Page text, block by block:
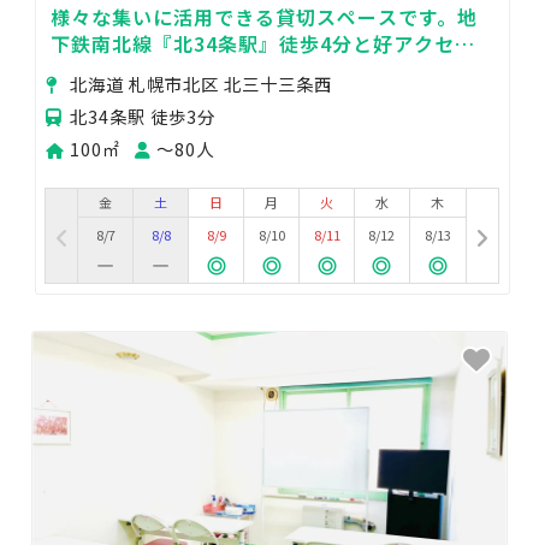
様々な集いに活用できる貸切スペースです。地
下鉄南北線『北34条駅』徒歩4分と好アクセ
ス！！
北海道 札幌市北区 北三十三条西
北34条駅 徒歩3分
100㎡
〜80人
金
8/7
土
8/8
日
8/9
月
8/10
火
8/11
水
8/12
木
8/13